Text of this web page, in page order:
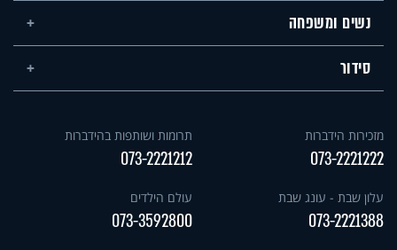
נשים ומשפחה
סידור
מזכירות הידברות
073-2221222
תרומות ושותפות בהידברות
073-2221212
עלון שבת - עונג שבת
073-2221388
עולם הילדים
073-3592800